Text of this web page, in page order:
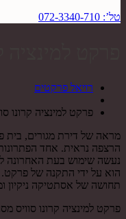
טל’: 072-3340-710
רויאל פרקטים
פרקט למינציה קרונו
מראה של דירת מגורים, בית
הרצפה נראית. אחד
נעשה שימוש בעת האחרונה
הוא על ידי התקנה של פרקט.
תחושה של אסתטיקה ניקיון
פרקט למינציה קרונו סוויס